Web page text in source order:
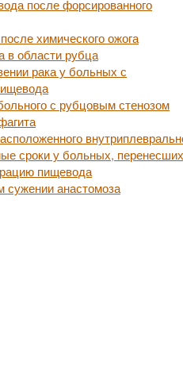
после форсированного
химического ожога
в области рубца
рака у больных с
с рубцовым стенозом
сроки у больных, перенесших
пищевода
сужении анастомоза